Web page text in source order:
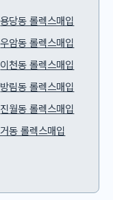
용당동 롤렉스매입
우암동 롤렉스매입
이천동 롤렉스매입
방림동 롤렉스매입
진월동 롤렉스매입
동 롤렉스매입